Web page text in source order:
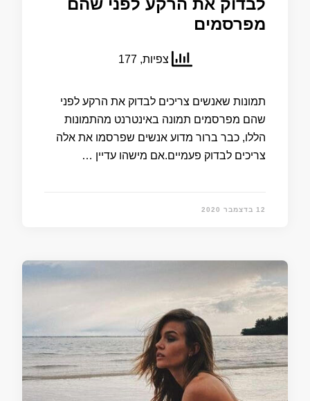
לבדוק את הרקע לפני שהם
מפרסמים
צפיות, 177
תמונות שאנשים צריכים לבדוק את הרקע לפני
שהם מפרסמים תמונה באינטרנט מהתמונות
הללו, כבר ברור מדוע אנשים שפרסמו את אלה
צריכים לבדוק פעמיים.אם מישהו עדיין …
12 בדצמבר 2020